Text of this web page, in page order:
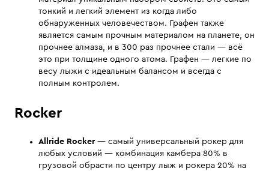
тонкий и легкий элемент из когда либо
обнаруженных человечеством. Графен также
является самым прочным материалом на планете, он
прочнее алмаза, и в 300 раз прочнее стали — всё
это при толщине одного атома. Графен — легкие по
весу лыжи с идеальным балансом и всегда с
полным контролем.
Rocker
Allride Rocker— самый универсальный рокер для
любых условий — комбинация камбера 80% в
грузовой обрасти по центру лыж и рокера 20% на